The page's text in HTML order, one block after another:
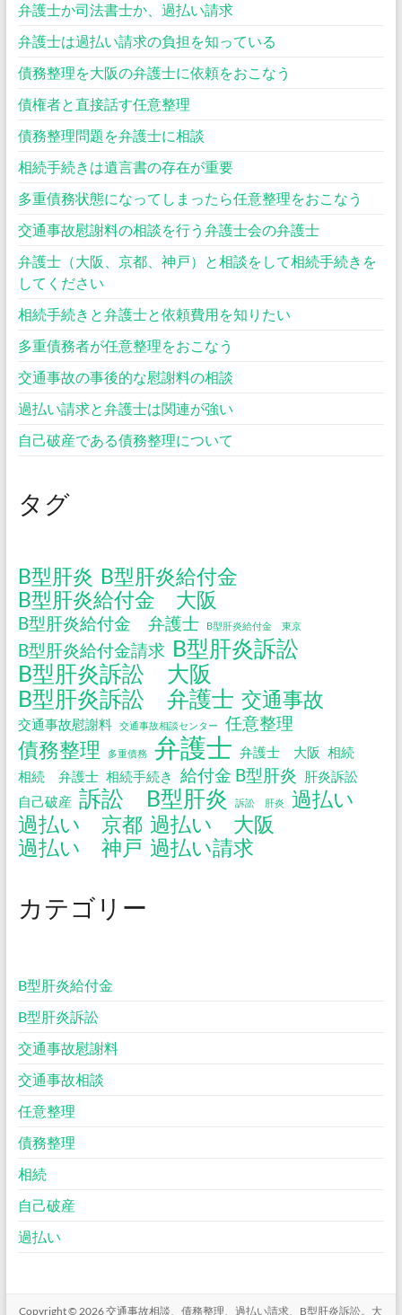
弁護士か司法書士か、過払い請求
弁護士は過払い請求の負担を知っている
債務整理を大阪の弁護士に依頼をおこなう
債権者と直接話す任意整理
債務整理問題を弁護士に相談
相続手続きは遺言書の存在が重要
多重債務状態になってしまったら任意整理をおこなう
交通事故慰謝料の相談を行う弁護士会の弁護士
弁護士（大阪、京都、神戸）と相談をして相続手続きを
してください
相続手続きと弁護士と依頼費用を知りたい
多重債務者が任意整理をおこなう
交通事故の事後的な慰謝料の相談
過払い請求と弁護士は関連が強い
自己破産である債務整理について
タグ
B型肝炎 B型肝炎給付金
B型肝炎給付金 大阪
B型肝炎給付金 弁護士 B型肝炎給付金 東京
B型肝炎給付金請求 B型肝炎訴訟
B型肝炎訴訟 大阪
B型肝炎訴訟 弁護士 交通事故
交通事故慰謝料 交通事故相談センター 任意整理
債務整理 多重債務 弁護士 弁護士 大阪 相続
相続 弁護士 相続手続き 給付金 B型肝炎 肝炎訴訟
自己破産 訴訟 B型肝炎 訴訟 肝炎
過払い
過払い 京都 過払い 大阪
過払い 神戸 過払い請求
カテゴリー
B型肝炎給付金
B型肝炎訴訟
交通事故慰謝料
交通事故相談
任意整理
債務整理
相続
自己破産
過払い
Copyright © 2026交通事故相談、債務整理、過払い請求、B型肝炎訴訟。大